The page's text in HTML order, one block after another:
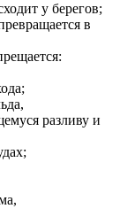
у берегов;
в
разливу и